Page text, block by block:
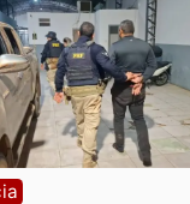
Política